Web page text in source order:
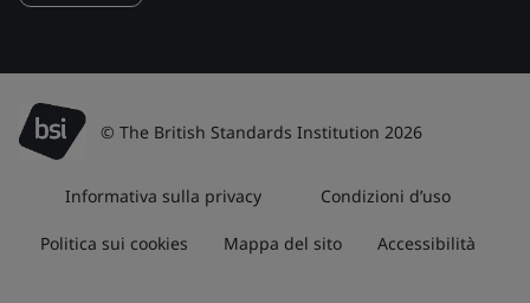
© The British Standards Institution 2026
Informativa sulla privacy Condizioni d’uso
Politica sui cookies Mappa del sito Accessibilità